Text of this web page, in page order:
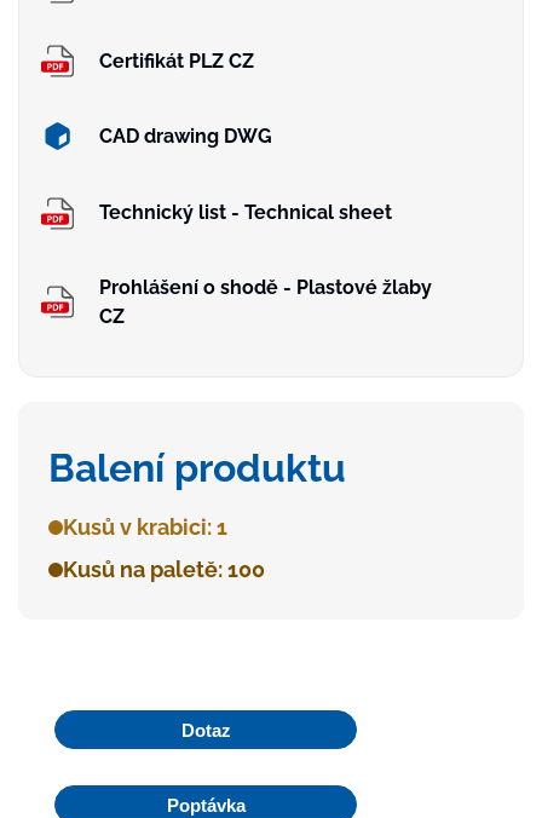
Certifikát PLZ CZ
CAD drawing DWG
Technický list - Technical sheet
Prohlášení o shodě - Plastové žlaby
CZ
Balení produktu
Kusů v krabici: 1
Kusů na paletě: 100
Dotaz
Poptávka